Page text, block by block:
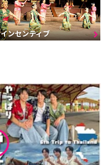
インセンティブ